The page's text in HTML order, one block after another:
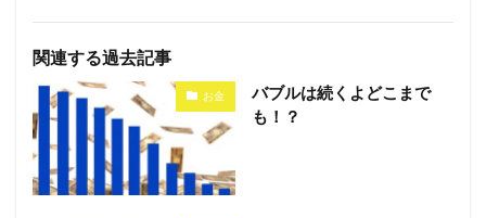
関連する過去記事
お金
バブルは続くよどこまで
も！？